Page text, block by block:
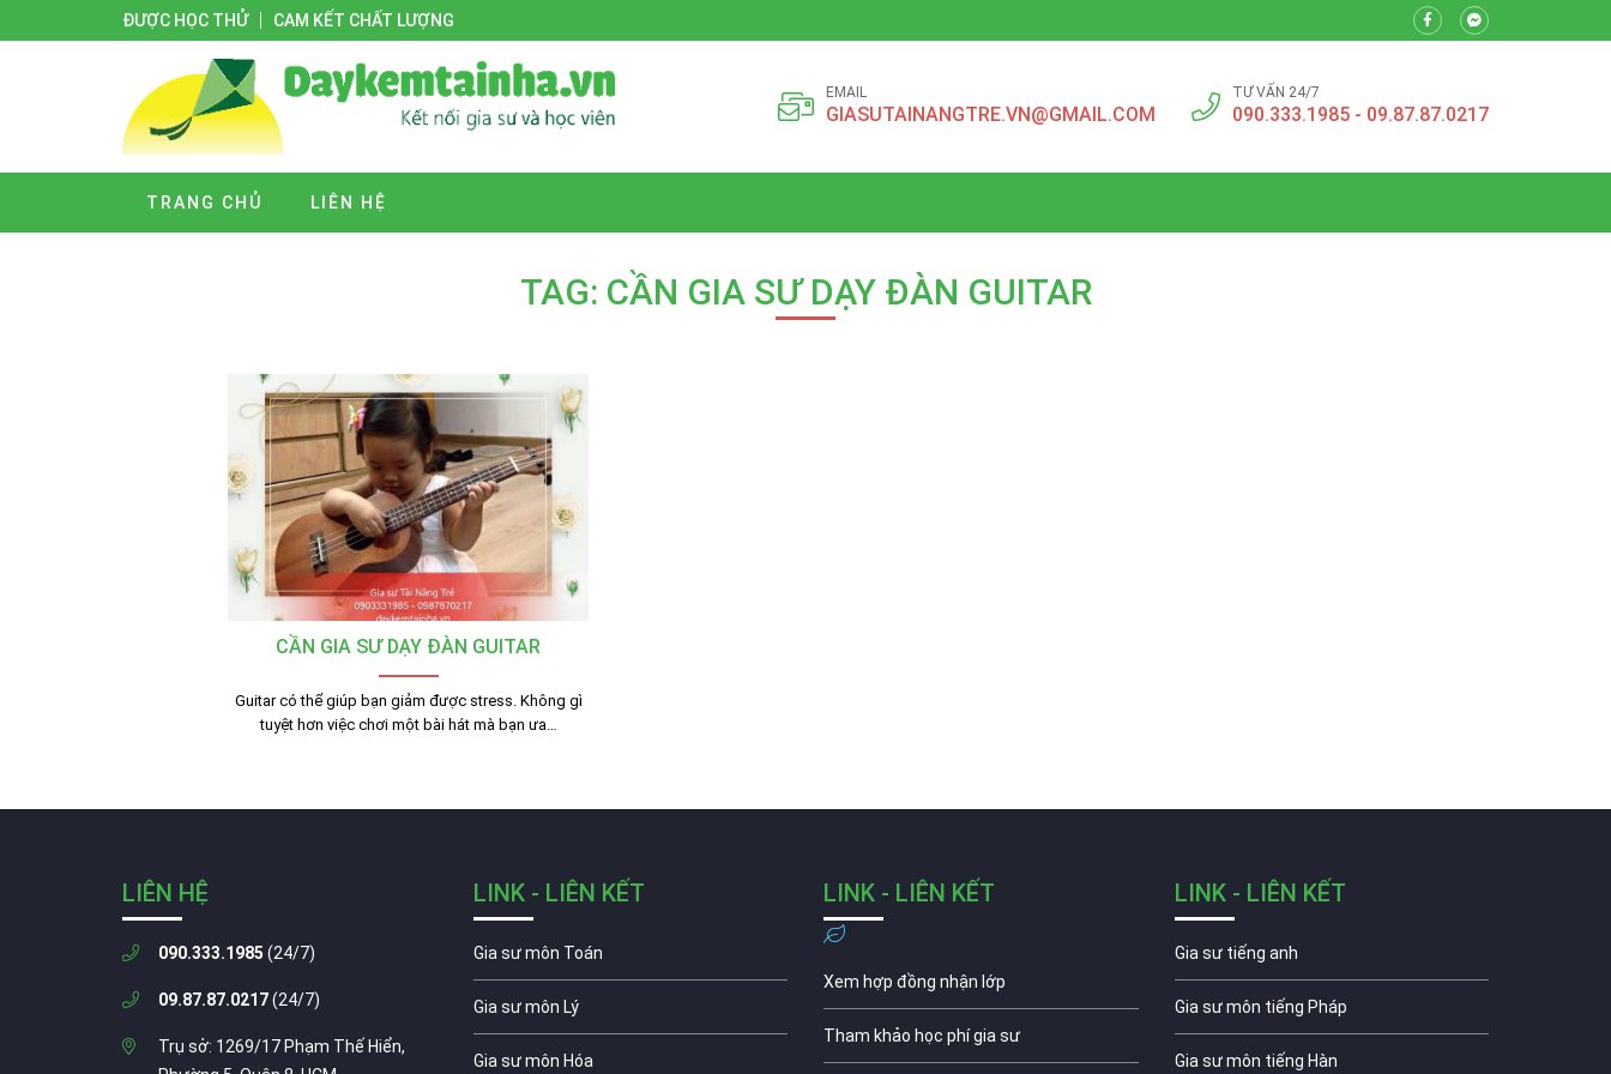
ĐƯỢC HỌC THỬ CAM KẾT CHẤT LƯỢNG
EMAIL
GIASUTAINANGTRE.VN@GMAIL.COM
TƯ VẤN 24/7
090.333.1985 - 09.87.87.0217
TRANG CHỦ LIÊN HỆ
TAG: CẦN GIA SƯ DẠY ĐÀN GUITAR
CẦN GIA SƯ DẠY ĐÀN GUITAR
Guitar có thể giúp bạn giảm được stress. Không gì
tuyệt hơn việc chơi một bài hát mà bạn ưa…
LIÊN HỆ
090.333.1985 (24/7)
09.87.87.0217(24/7)
Trụ sở: 1269/17 Phạm Thế Hiển,
LINK - LIÊN KẾT
Gia sư môn Toán
Gia sư môn Lý
Gia sư môn Hóa
LINK - LIÊN KẾT
Xem hợp đồng nhận lớp
Tham khảo học phí gia sư
LINK - LIÊN KẾT
Gia sư tiếng anh
Gia sư môn tiếng Pháp
Gia sư môn tiếng Hàn